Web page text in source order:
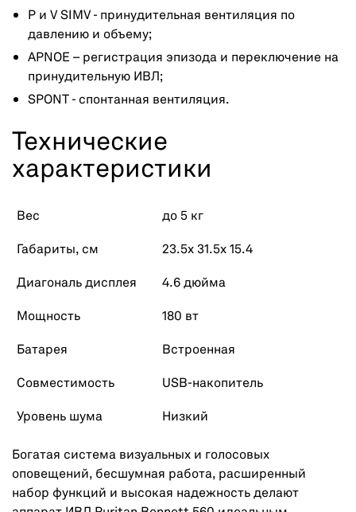
P и V SIMV - принудительная вентиляция по
давлению и объему;
APNOE – регистрация эпизода и переключение на
принудительную ИВЛ;
SPONT - спонтанная вентиляция.
Технические
характеристики
Вес до 5 кг
Габариты, см 23.5х 31.5х 15.4
Диагональ дисплея 4.6 дюйма
Мощность 180 вт
Батарея Встроенная
Совместимость USB-накопитель
Уровень шума Низкий
Богатая система визуальных и голосовых
оповещений, бесшумная работа, расширенный
набор функций и высокая надежность делают